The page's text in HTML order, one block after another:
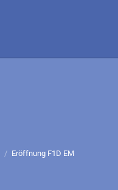
Eröffnung F1D EM